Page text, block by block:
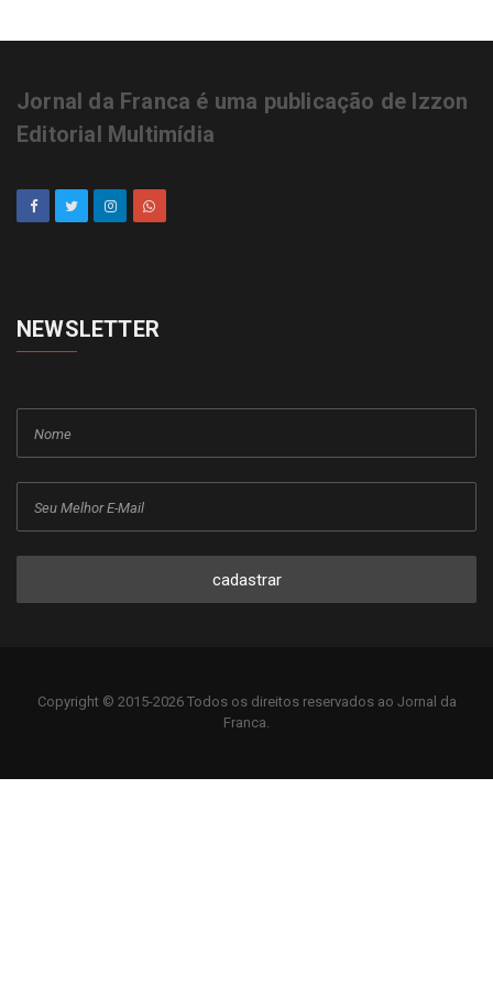
Jornal da Franca é uma publicação de Izzon
Editorial Multimídia
NEWSLETTER
cadastrar
Copyright © 2015-2026 Todos os direitos reservados ao Jornal da
Franca.